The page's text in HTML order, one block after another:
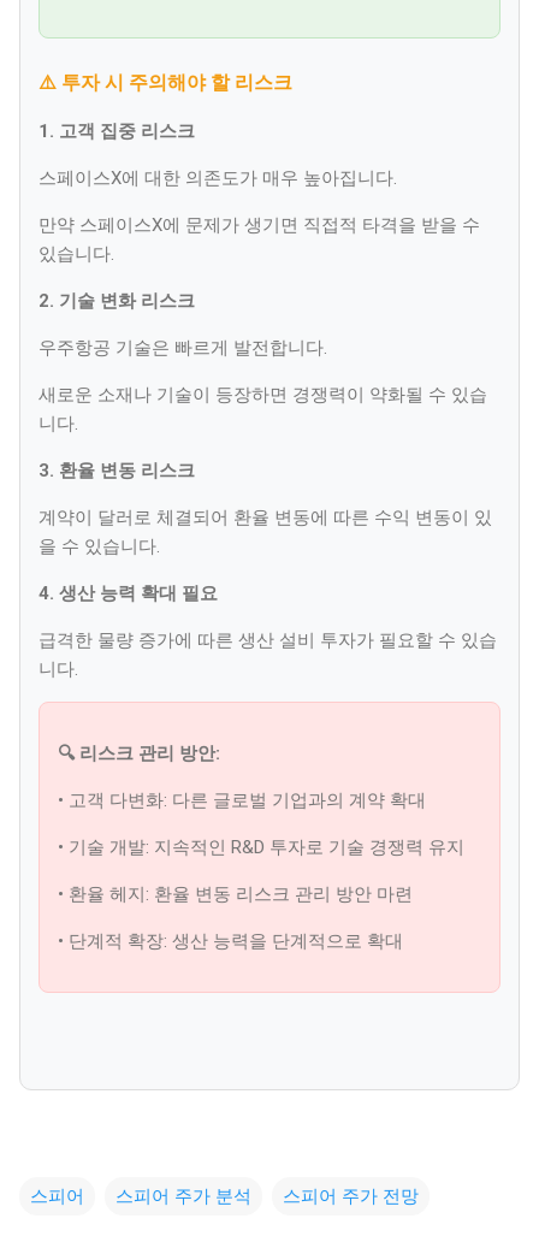
⚠️ 투자 시 주의해야 할 리스크
1. 고객 집중 리스크
스페이스X에 대한 의존도가 매우 높아집니다.
만약 스페이스X에 문제가 생기면 직접적 타격을 받을 수
있습니다.
2. 기술 변화 리스크
우주항공 기술은 빠르게 발전합니다.
새로운 소재나 기술이 등장하면 경쟁력이 약화될 수 있습
니다.
3. 환율 변동 리스크
계약이 달러로 체결되어 환율 변동에 따른 수익 변동이 있
을 수 있습니다.
4. 생산 능력 확대 필요
급격한 물량 증가에 따른 생산 설비 투자가 필요할 수 있습
니다.
🔍 리스크 관리 방안:
• 고객 다변화: 다른 글로벌 기업과의 계약 확대
• 기술 개발: 지속적인 R&D 투자로 기술 경쟁력 유지
• 환율 헤지: 환율 변동 리스크 관리 방안 마련
• 단계적 확장: 생산 능력을 단계적으로 확대
스피어 스피어 주가 분석 스피어 주가 전망